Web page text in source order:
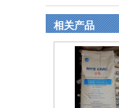
相关产品